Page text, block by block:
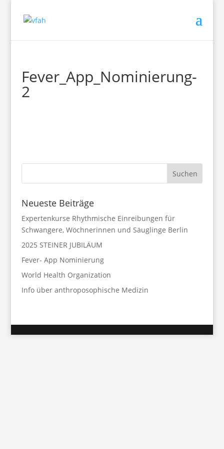
Fever_App_Nominierung-
2
Neueste Beiträge
Expertenkurse Rhythmische Einreibungen für
Schwangere, Wöchnerinnen und Säuglinge Berlin
2025 STEINER JUBILÄUM
Fever- App Nominierung
World Health Organization
Info über anthroposophische Medizin